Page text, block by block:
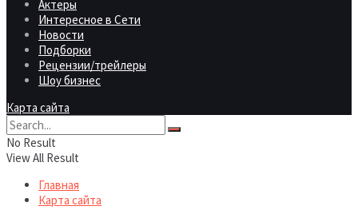
Актеры
Интересное в Сети
Новости
Подборки
Рецензии/трейлеры
Шоу бизнес
Карта сайта
No Result
View All Result
Главная
Карта сайта